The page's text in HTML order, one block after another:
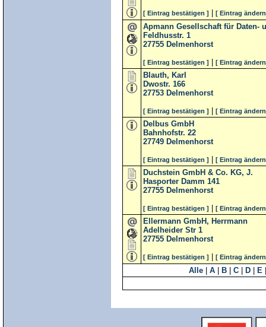
[ Eintrag bestätigen ] [ Eintrag
Apmann Gesellschaft für Daten-
Feldhusstr. 1
27755 Delmenhorst
[ Eintrag bestätigen ] [ Eintrag
Blauth, Karl
Dwostr. 166
27753 Delmenhorst
[ Eintrag bestätigen ] [ Eintrag
Delbus GmbH
Bahnhofstr. 22
27749 Delmenhorst
[ Eintrag bestätigen ] [ Eintrag
Duchstein GmbH & Co. KG, J.
Hasporter Damm 141
27755 Delmenhorst
[ Eintrag bestätigen ] [ Eintrag
Ellermann GmbH, Herrmann
Adelheider Str 1
27755 Delmenhorst
[ Eintrag bestätigen ] [ Eintrag
Alle A B C D E